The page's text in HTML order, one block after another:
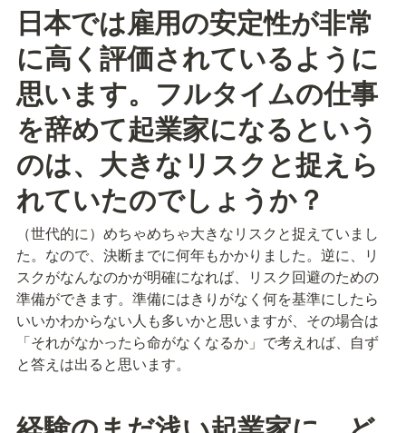
日本では雇用の安定性が非常
に高く評価されているように
思います。フルタイムの仕事
を辞めて起業家になるという
のは、大きなリスクと捉えら
れていたのでしょうか？
（世代的に）めちゃめちゃ大きなリスクと捉えていまし
た。なので、決断までに何年もかかりました。逆に、リ
スクがなんなのかが明確になれば、リスク回避のための
準備ができます。準備にはきりがなく何を基準にしたら
いいかわからない人も多いかと思いますが、その場合は
「それがなかったら命がなくなるか」で考えれば、自ず
と答えは出ると思います。